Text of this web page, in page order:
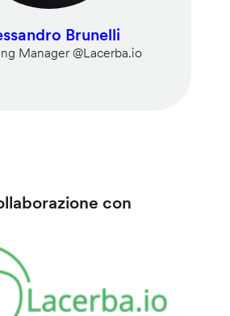
Brunelli
Manager @Lacerba.io
con